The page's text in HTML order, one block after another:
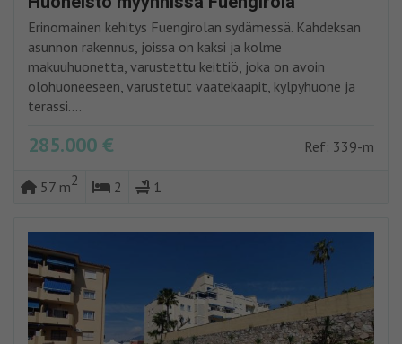
Erinomainen kehitys Fuengirolan sydämessä. Kahdeksan
asunnon rakennus, joissa on kaksi ja kolme
makuuhuonetta, varustettu keittiö, joka on avoin
olohuoneeseen, varustetut vaatekaapit, kylpyhuone ja
terassi....
285.000 € Ref: 339-m
57 m2 2 1